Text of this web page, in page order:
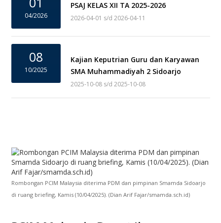
04/2026
PSAJ KELAS XII TA 2025-2026
2026-04-01 s/d 2026-04-11
08
10/2025
Kajian Keputrian Guru dan Karyawan
SMA Muhammadiyah 2 Sidoarjo
2025-10-08 s/d 2025-10-08
Rombongan PCIM Malaysia diterima PDM dan pimpinan Smamda Sidoarjo
di ruang briefing, Kamis (10/04/2025). (Dian Arif Fajar/smamda.sch.id)